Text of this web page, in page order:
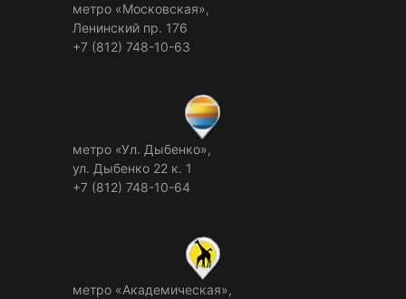
метро «Московская»,
Ленинский пр. 176
+7 (812) 748-10-63
метро «Ул. Дыбенко»,
ул. Дыбенко 22 к. 1
+7 (812) 748-10-64
метро «Академическая»,